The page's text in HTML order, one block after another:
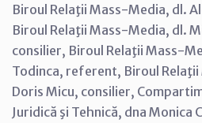
Biroul Relaţii Mass-Media, dl.
Biroul Relaţii Mass-Media, dl.
consilier, Biroul Relaţii Mass-
Todinca, referent, Biroul
Doris Micu, consilier,
Juridică şi Tehnică, dna Monica